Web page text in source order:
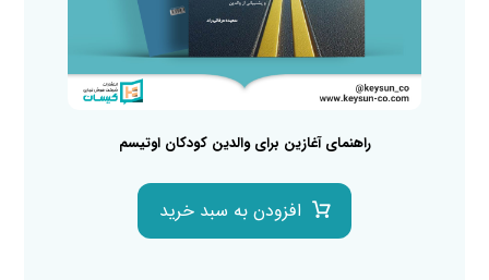
راهنمای آغازین برای والدین کودکان اوتیسم
افزودن به سبد خرید